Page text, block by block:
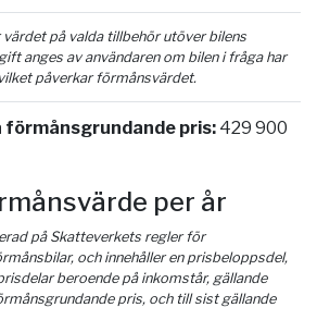
på valda tillbehör utöver bilens
anges av användaren om bilen i fråga har
påverkar förmånsvärdet.
förmånsgrundande pris: 429 900
per år
på Skatteverkets regler för
och innehåller en prisbeloppsdel,
beroende på inkomstår, gällande
pris, och till sist gällande